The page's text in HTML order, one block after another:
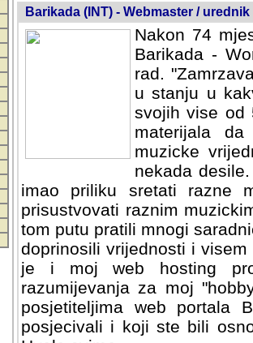
Barikada (INT) - Webmaster / urednik
Nakon 74
Barikada -
rad.
u stanju u
svojih vise od
materijala
muzicke
nekada
imao priliku sretati razne
prisustvovati raznim
tom putu pratili mnogi
doprinosili vrijednosti i
je i moj web hosting
razumijevanja za moj
posjetiteljima web portala
posjecivali i koji ste bili